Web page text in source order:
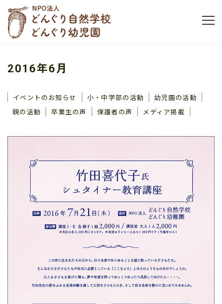
2016年6月
イベントのお知らせ 小・中学部の活動
幼児園の活動
親の活動
卒業生の声 保護者の声 メディア掲載